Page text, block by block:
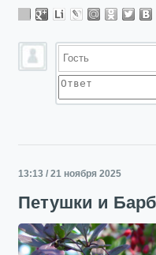
13:13 / 21 ноября 2025
Петушки и